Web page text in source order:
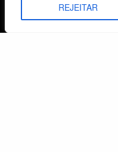
REJEITAR
São Leopoldo, RS, Brasil